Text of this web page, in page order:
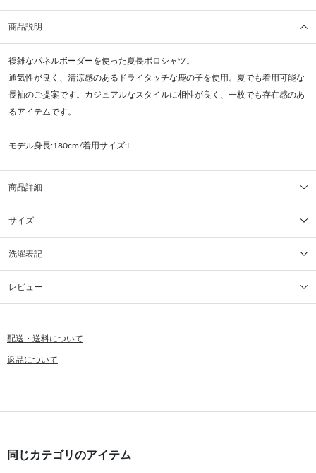
商品説明
複雑なパネルボーダーを使った夏長ポロシャツ。
通気性が良く、清涼感のあるドライタッチな鹿の子を使用。夏でも着用可能な
長袖のご提案です。カジュアルなスタイルに相性が良く、一枚でも存在感のあ
るアイテムです。
モデル身長:180cm/着用サイズ:L
商品詳細
サイズ
洗濯表記
レビュー
配送・送料について
返品について
同じカテゴリのアイテム